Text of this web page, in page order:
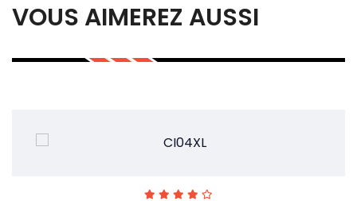
VOUS AIMEREZ AUSSI